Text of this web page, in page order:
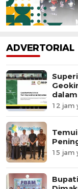
ADVERTORIAL
dalam
12 jam
15 jam